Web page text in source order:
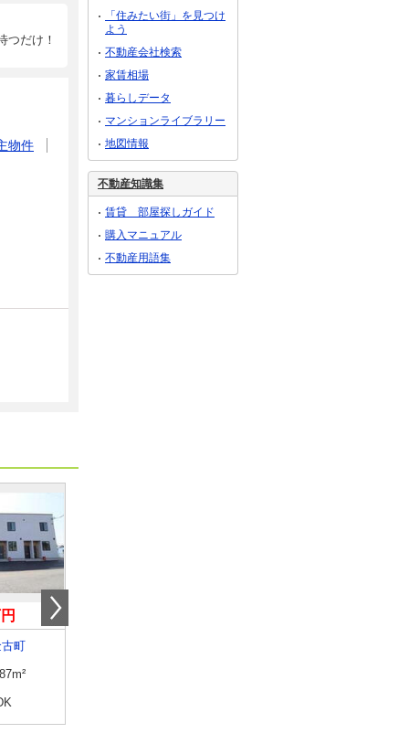
つだけ！
物件
町
「住みたい街」を見つけ
よう
不動産会社検索
家賃相場
暮らしデータ
マンションライブラリー
地図情報
不動産知識集
賃貸 部屋探しガイド
購入マニュアル
不動産用語集